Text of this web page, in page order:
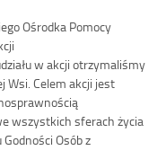
Ośrodka Pomocy
w akcji otrzymaliśmy
Wsi. Celem akcji jest
wszystkich sferach życia
Osób z